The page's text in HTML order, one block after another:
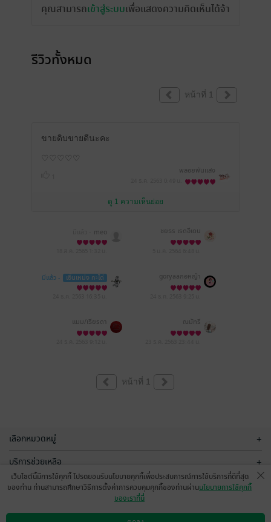
คุณสามารถเข้าสู่ระบบเพื่อแสดงความคิดเห็นได้จ้า
รีวิวทั้งหมด
หน้าที่ 1
ขายดิบขายดีนะคะ
♡♡♡♡♡
พลอยพันแสง
ดู 1 ความเห็นย่อย
meo ชยธร เรดอีเดน
มีแล้ว - เอิ้นเหม่ง กะได่ goryaaกอหญ้า
แมม/เธียรดา ณมัทรี
หน้าที่ 1
เลือกหมวดหมู่ +
บริการช่วยเหลือ +
เกี่ยวกับเรา
เว็บไซต์นี้มีการใช้คุกกี้ โปรดยอมรับนโยบายคุกกี้เพื่อประสบการณ์การใช้บริการที่ดีที่สุด
ของท่าน ท่านสามารถศึกษาวิธีการตั้งค่าการควบคุมคุกกี้ของท่านผ่านนโยบายการใช้คุกกี้
ของเราที่นี่